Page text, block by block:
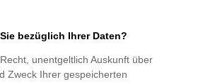
bezüglich Ihrer Daten?
unentgeltlich Auskunft über
Zweck Ihrer gespeicherten